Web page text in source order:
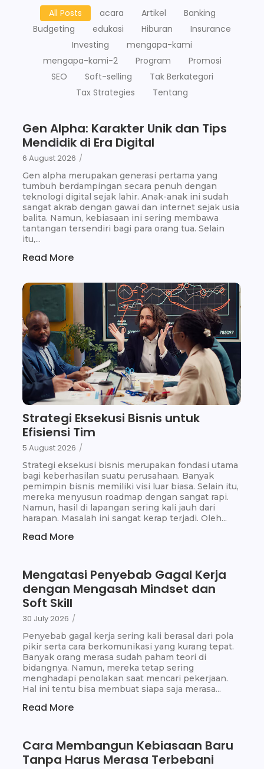
All Posts acara Artikel
Banking
Budgeting
edukasi Hiburan
Insurance
Investing
mengapa-kami
mengapa-kami-2
Program
Promosi
SEO
Soft-selling
Tak Berkategori
Tax Strategies
Tentang
Gen Alpha: Karakter Unik dan Tips
Mendidik di Era Digital
6 August 2026 /
Gen alpha merupakan generasi pertama yang
tumbuh berdampingan secara penuh dengan
teknologi digital sejak lahir. Anak-anak ini sudah
sangat akrab dengan gawai dan internet sejak usia
balita. Namun, kebiasaan ini sering membawa
tantangan tersendiri bagi para orang tua. Selain
itu,...
Read More
Strategi Eksekusi Bisnis untuk
Efisiensi Tim
5 August 2026 /
Strategi eksekusi bisnis merupakan fondasi utama
bagi keberhasilan suatu perusahaan. Banyak
pemimpin bisnis memiliki visi luar biasa. Selain itu,
mereka menyusun roadmap dengan sangat rapi.
Namun, hasil di lapangan sering kali jauh dari
harapan. Masalah ini sangat kerap terjadi. Oleh...
Read More
Mengatasi Penyebab Gagal Kerja
dengan Mengasah Mindset dan
Soft Skill
30 July 2026 /
Penyebab gagal kerja sering kali berasal dari pola
pikir serta cara berkomunikasi yang kurang tepat.
Banyak orang merasa sudah paham teori di
bidangnya. Namun, mereka tetap sering
menghadapi penolakan saat mencari pekerjaan.
Hal ini tentu bisa membuat siapa saja merasa...
Read More
Cara Membangun Kebiasaan Baru
Tanpa Harus Merasa Terbebani